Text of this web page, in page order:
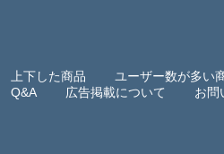
上下した商品
ユーザー数が多い
Q&A 広告掲載について お問